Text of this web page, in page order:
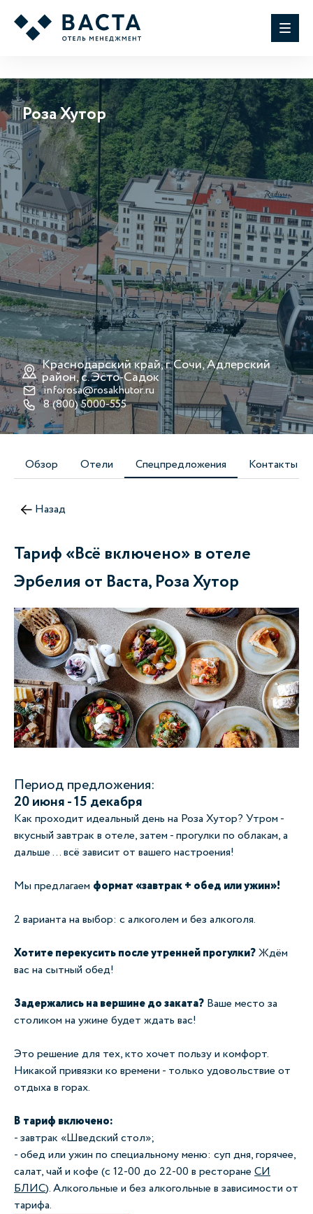
Роза Хутор
Краснодарский край, г. Сочи, Адлерский
район, с. Эсто-Cадок
inforosa@rosakhutor.ru
8 (800) 5000-555
Обзор Отели Спецпредложения Контакты
Назад
Тариф «Всё включено» в отеле
Эрбелия от Васта, Роза Хутор
Период предложения:
20 июня - 15 декабря
Как проходит идеальный день на Роза Хутор? Утром -
вкусный завтрак в отеле, затем - прогулки по облакам, а
дальше ... всё зависит от вашего настроения!
Мы предлагаем формат «завтрак + обед или ужин»!
2 варианта на выбор: с алкоголем и без алкоголя.
Хотите перекусить после утренней прогулки?Ждём
вас на сытный обед!
Задержались на вершине до заката? Ваше место за
столиком на ужине будет ждать вас!
Это решение для тех, кто хочет пользу и комфорт.
Никакой привязки ко времени - только удовольствие от
отдыха в горах.
В тариф включено:
- завтрак «Шведский стол»;
- обед или ужин по специальному меню: суп дня, горячее,
салат, чай и кофе (с 12-00 до 22-00 в ресторане СИ
БЛИС). Алкогольные и без алкогольные в зависимости от
тарифа.